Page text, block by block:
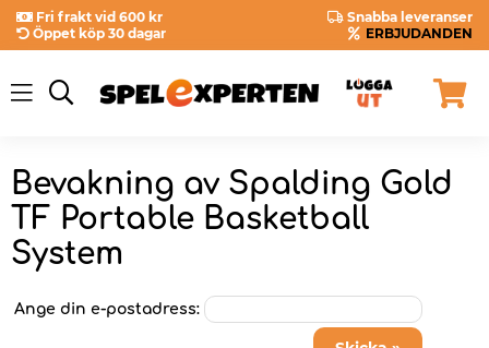
Fri frakt vid 600 kr
Snabba leveranser
Öppet köp 30 dagar
ERBJUDANDEN
Bevakning av Spalding Gold
TF Portable Basketball
System
Ange din e-postadress: